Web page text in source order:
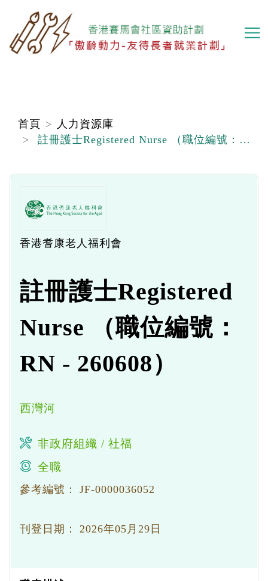
主
內
首頁
人力資源庫
註冊護士Registered Nurse （職位編號：RN 260608）
香港耆康老人福利會
註冊護士Registered
Nurse （職位編號：
RN - 260608）
西灣河
非政府組織 / 社福
全職
參考編號： JF-0000036052
刊登日期： 2026年05月29日